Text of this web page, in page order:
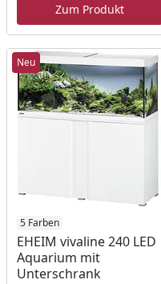
Zum Produkt
Neu
5 Farben
EHEIM vivaline 240 LED
Aquarium mit
Unterschrank